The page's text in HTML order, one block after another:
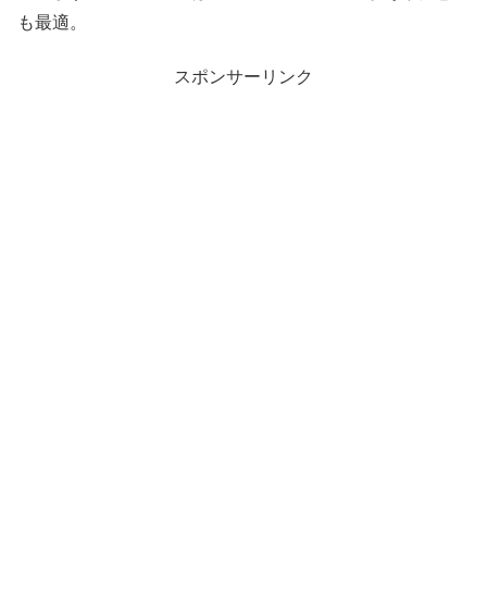
も最適。
スポンサーリンク